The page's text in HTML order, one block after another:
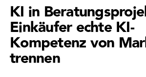
KI in
Einkäufer echte KI-
Kompetenz von
trennen